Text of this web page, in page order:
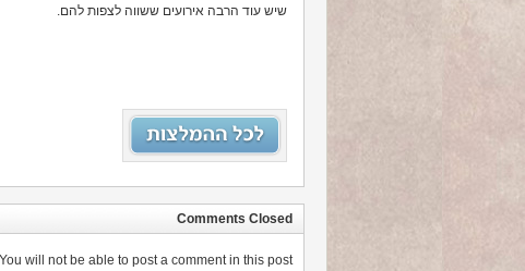
שיש עוד הרבה אירועים ששווה לצפות להם.
Comments Closed
will not be able to post a comment in this post.